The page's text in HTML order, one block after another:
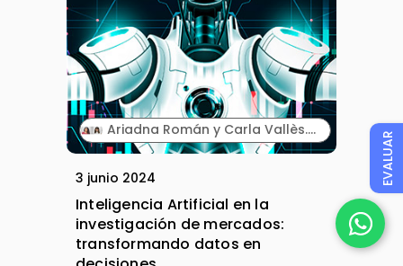
Ariadna Román y Carla Vallès. Consultoras Senior. Anima.
3 junio 2024
Inteligencia Artificial en la
investigación de mercados:
transformando datos en
EVALUAR